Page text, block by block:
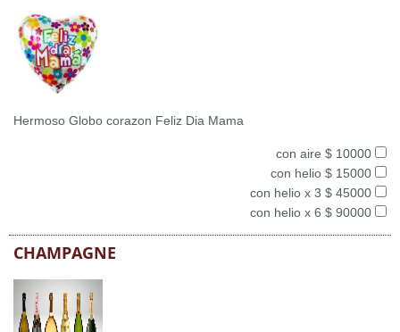
Hermoso Globo corazon Feliz Dia Mama
con aire $ 10000
con helio $ 15000
con helio x 3 $ 45000
con helio x 6 $ 90000
CHAMPAGNE